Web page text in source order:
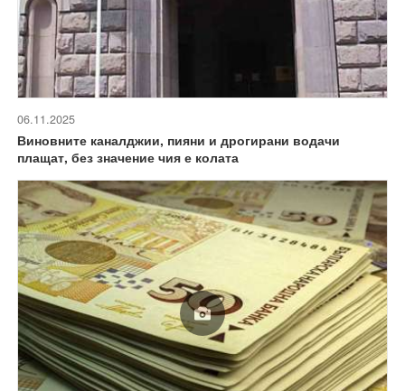
06.11.2025
Виновните каналджии, пияни и дрогирани водачи
плащат, без значение чия е колата